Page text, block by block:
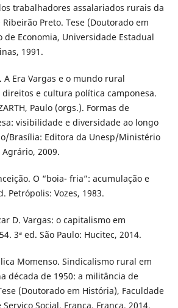
trabalhadores assalariados rurais da
Preto. Tese (Doutorado em
de Economia, Universidade Estadual
1991.
A Era Vargas e o mundo rural
e cultura política camponesa.
Paulo (orgs.). Formas de
visibilidade e diversidade ao longo
Brasília: Editora da Unesp/Ministério
2009.
O “boia- fria”: acumulação e
Petrópolis: Vozes, 1983.
D. Vargas: o capitalismo em
3ª ed. São Paulo: Hucitec, 2014.
Momenso. Sindicalismo rural em
década de 1950: a militância de
(Doutorado em História), Faculdade
Social, Franca, Franca, 2014.